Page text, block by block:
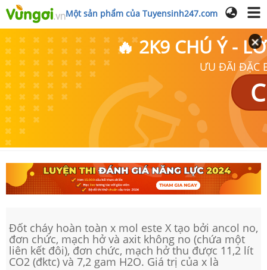
Một sản phẩm của Tuyensinh247.com
🔥 2K9 CHÚ Ý -
ƯU ĐÃI ĐẶC
Đốt cháy hoàn toàn x mol este X tạo bởi ancol no,
đơn chức, mạch hở và axit không no (chứa một
liên kết đôi), đơn chức, mạch hở thu được 11,2 lít
CO2 (đktc) và 7,2 gam H2O. Giá trị của x là